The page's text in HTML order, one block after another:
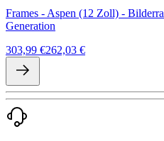
Frames - Aspen (12 Zoll) -
Generation
303,99 €262,03 €